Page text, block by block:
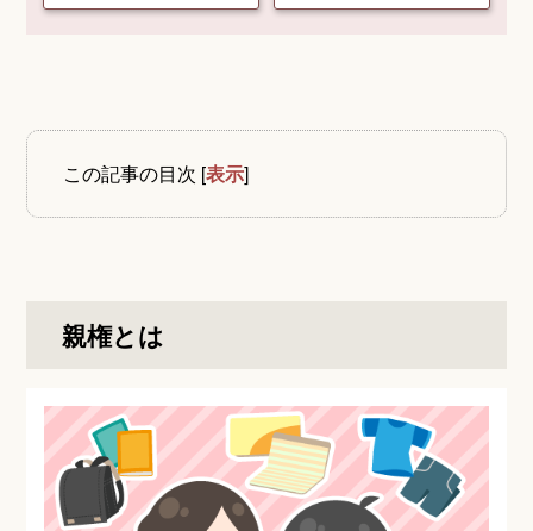
この記事の目次 [表示]
親権とは